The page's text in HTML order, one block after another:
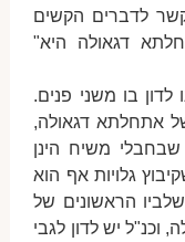
לדברים הקשים
דגאולה היא"
לדון בו משני פנים.
אתחלתא דגאולה,
משיח הינן
גלויות אף הוא
הראשונים של
וכנ"ל יש לדון לגבי